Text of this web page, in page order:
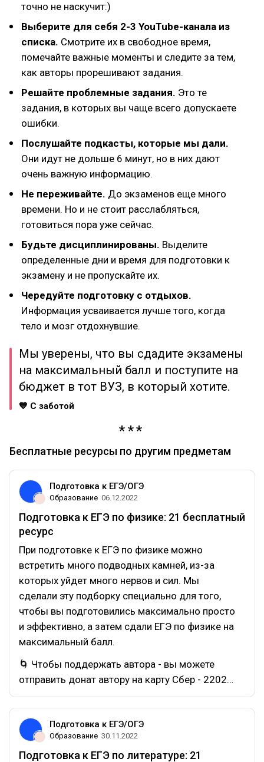
точно не наскучит:)
Выберите для себя 2-3 YouTube-канала из
списка. Смотрите их в свободное время,
помечайте важные моменты и следите за тем,
как авторы прорешивают задания.
Решайте проблемные задания. Это те
задания, в которых вы чаще всего допускаете
ошибки.
Послушайте подкасты, которые мы дали.
Они идут не дольше 6 минут, но в них дают
очень важную информацию.
Не переживайте. До экзаменов еще много
времени. Но и не стоит расслабляться,
готовиться пора уже сейчас.
Будьте дисциплинированы. Выделите
определенные дни и время для подготовки к
экзамену и не пропускайте их.
Чередуйте подготовку с отдыхов.
Информация усваивается лучше того, когда
тело и мозг отдохнувшие.
Мы уверены, что вы сдадите экзамены
на максимальный балл и поступите на
бюджет в тот ВУЗ, в который хотите.
💙 С заботой
Бесплатные ресурсы по другим предметам
Подготовка к ЕГЭ/ОГЭ
Образование 06.12.2022
Подготовка к ЕГЭ по физике: 21 бесплатный
ресурс
При подготовке к ЕГЭ по физике можно
встретить много подводных камней, из-за
которых уйдет много нервов и сил. Мы
сделали эту подборку специально для того,
чтобы вы подготовились максимально просто
и эффективно, а затем сдали ЕГЭ по физике на
максимальный балл.
🌀 Чтобы поддержать автора - вы можете
отправить донат автору на карту Сбер - 2202…
Подготовка к ЕГЭ/ОГЭ
Образование 30.11.2022
Подготовка к ЕГЭ по литературе: 21